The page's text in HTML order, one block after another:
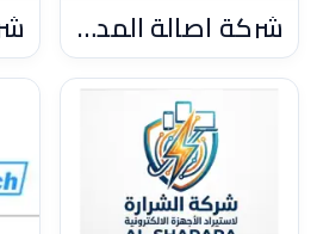
شركة أصالة المدينة لاستيراد المواد الغذائية